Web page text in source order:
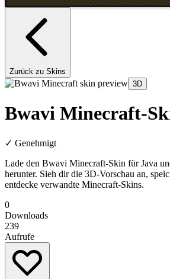
Zurück zu Skins
3D
Bwavi Minecraft-
✓ Genehmigt
Lade den Bwavi Minecraft-Skin für Java
herunter. Sieh dir die 3D-Vorschau an,
entdecke verwandte Minecraft-Skins.
0
Downloads
239
Aufrufe